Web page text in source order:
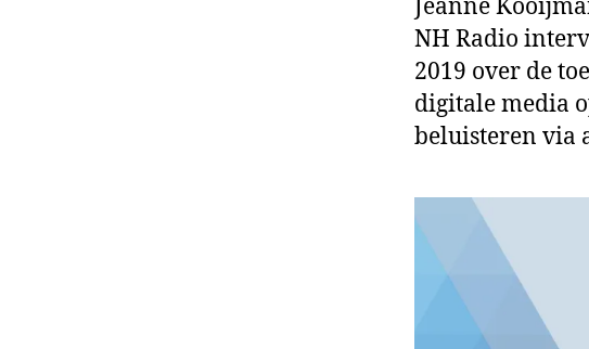
Jeanne
NH Radio
2019 over de
digitale media
beluisteren via